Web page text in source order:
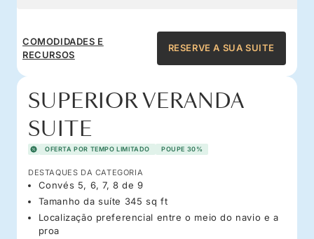
COMODIDADES E
RECURSOS
RESERVE A SUA SUITE
SUPERIOR VERANDA
SUITE
OFERTA POR TEMPO LIMITADO POUPE 30%
DESTAQUES DA CATEGORIA
Convés 5, 6, 7, 8 de 9
Tamanho da suíte 345 sq ft
Localização preferencial entre o meio do navio e a
proa